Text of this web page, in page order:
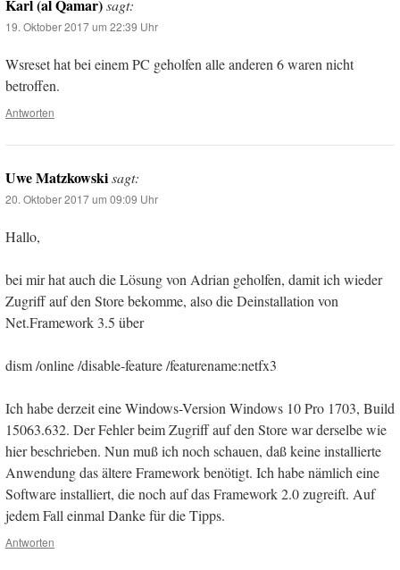
Karl (al Qamar)sagt:
19. Oktober 2017 um 22:39 Uhr
Wsreset hat bei einem PC geholfen alle anderen 6 waren nicht
betroffen.
Antworten
Uwe Matzkowskisagt:
20. Oktober 2017 um 09:09 Uhr
Hallo,
bei mir hat auch die Lösung von Adrian geholfen, damit ich wieder
Zugriff auf den Store bekomme, also die Deinstallation von
Net.Framework 3.5 über
dism /online /disable-feature /featurename:netfx3
Ich habe derzeit eine Windows-Version Windows 10 Pro 1703, Build
15063.632. Der Fehler beim Zugriff auf den Store war derselbe wie
hier beschrieben. Nun muß ich noch schauen, daß keine installierte
Anwendung das ältere Framework benötigt. Ich habe nämlich eine
Software installiert, die noch auf das Framework 2.0 zugreift. Auf
jedem Fall einmal Danke für die Tipps.
Antworten